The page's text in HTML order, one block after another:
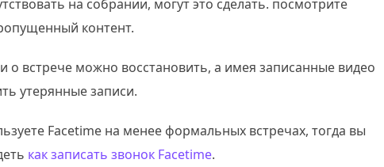
на собрании, могут это сделать. посмотрите
контент.
встрече можно восстановить, а имея записанные видео
утерянные записи.
Facetime на менее формальных встречах, тогда вы
как записать звонок Facetime.